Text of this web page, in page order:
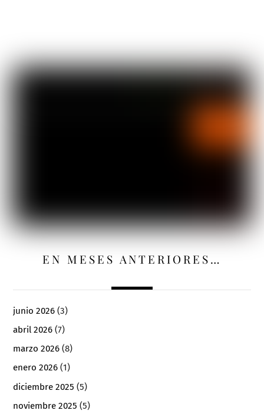
EN MESES ANTERIORES…
junio 2026 (3)
abril 2026 (7)
marzo 2026 (8)
enero 2026 (1)
diciembre 2025 (5)
noviembre 2025 (5)